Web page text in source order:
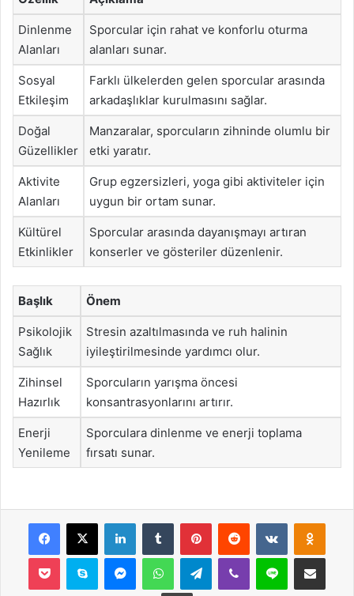
Dinlenme
Alanları
Sporcular için rahat ve konforlu oturma
alanları sunar.
Sosyal
Etkileşim
Farklı ülkelerden gelen sporcular arasında
arkadaşlıklar kurulmasını sağlar.
Doğal
Güzellikler
Manzaralar, sporcuların zihninde olumlu bir
etki yaratır.
Aktivite
Alanları
Grup egzersizleri, yoga gibi aktiviteler için
uygun bir ortam sunar.
Kültürel
Etkinlikler
Sporcular arasında dayanışmayı artıran
konserler ve gösteriler düzenlenir.
Başlık Önem
Psikolojik
Sağlık
Stresin azaltılmasında ve ruh halinin
iyileştirilmesinde yardımcı olur.
Zihinsel
Hazırlık
Sporcuların yarışma öncesi
konsantrasyonlarını artırır.
Enerji
Yenileme
Sporculara dinlenme ve enerji toplama
fırsatı sunar.
Facebook
X LinkedInTumblr PinterestReddit VKontakte
Pocket Skype MessengerWhatsAppTelegramViber Line E-Posta ile
Yazdır